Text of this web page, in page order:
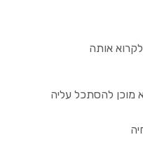
אותה
מוכן להסתכל עליה